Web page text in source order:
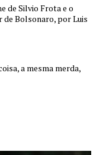
de Silvio Frota e o
Bolsonaro, por Luis
a mesma merda,